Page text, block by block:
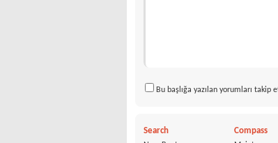
Bu başlığa yazılan yorumları takip
Search Compass